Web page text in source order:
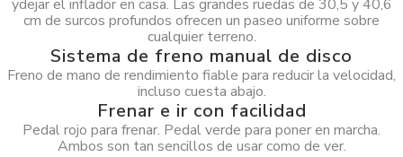
ydejar el inflador en casa. Las grandes ruedas de 30,5 y 40,6
cm de surcos profundos ofrecen un paseo uniforme sobre
cualquier terreno.
Sistema de freno manual de disco
Freno de mano de rendimiento fiable para reducir la velocidad,
incluso cuesta abajo.
Frenar e ir con facilidad
Pedal rojo para frenar. Pedal verde para poner en marcha.
Ambos son tan sencillos de usar como de ver.